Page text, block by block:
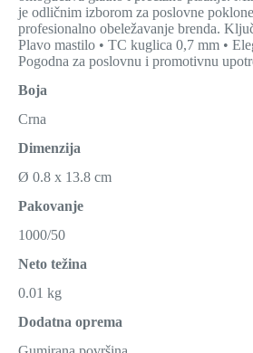
je odličnim izborom za poslovne
profesionalno obeležavanje brenda.
Plavo mastilo • TC kuglica 0,7 mm •
Pogodna za poslovnu i promotivnu
Boja
Crna
Dimenzija
Ø 0.8 x 13.8 cm
Pakovanje
1000/50
Neto težina
0.01 kg
Dodatna oprema